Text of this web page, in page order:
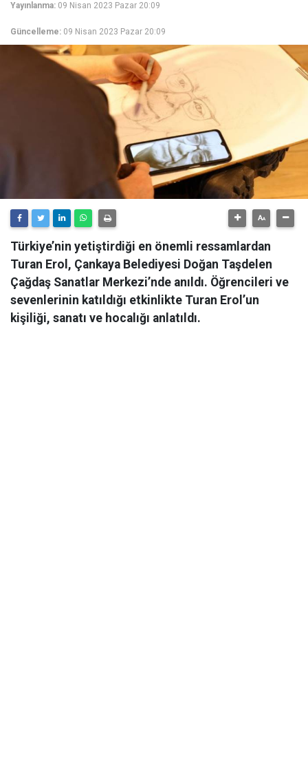
Yayınlanma: 09 Nisan 2023 Pazar 20:09
Güncelleme: 09 Nisan 2023 Pazar 20:09
Türkiye’nin yetiştirdiği en önemli ressamlardan
Turan Erol, Çankaya Belediyesi Doğan Taşdelen
Çağdaş Sanatlar Merkezi’nde anıldı. Öğrencileri ve
sevenlerinin katıldığı etkinlikte Turan Erol’un
kişiliği, sanatı ve hocalığı anlatıldı.